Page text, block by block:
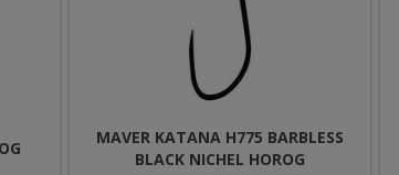
MAVER KATANA H775 BARBLESS
BLACK NICHEL HOROG